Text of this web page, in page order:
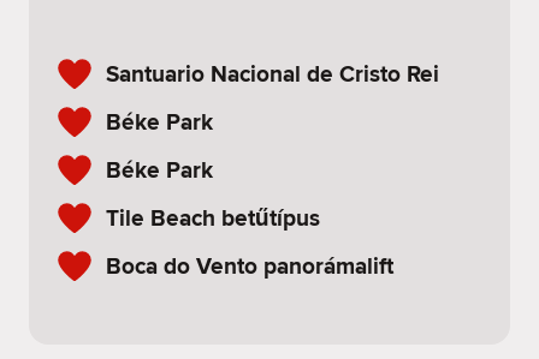
Santuario Nacional de Cristo Rei
Béke Park
Béke Park
Tile Beach betűtípus
Boca do Vento panorámalift